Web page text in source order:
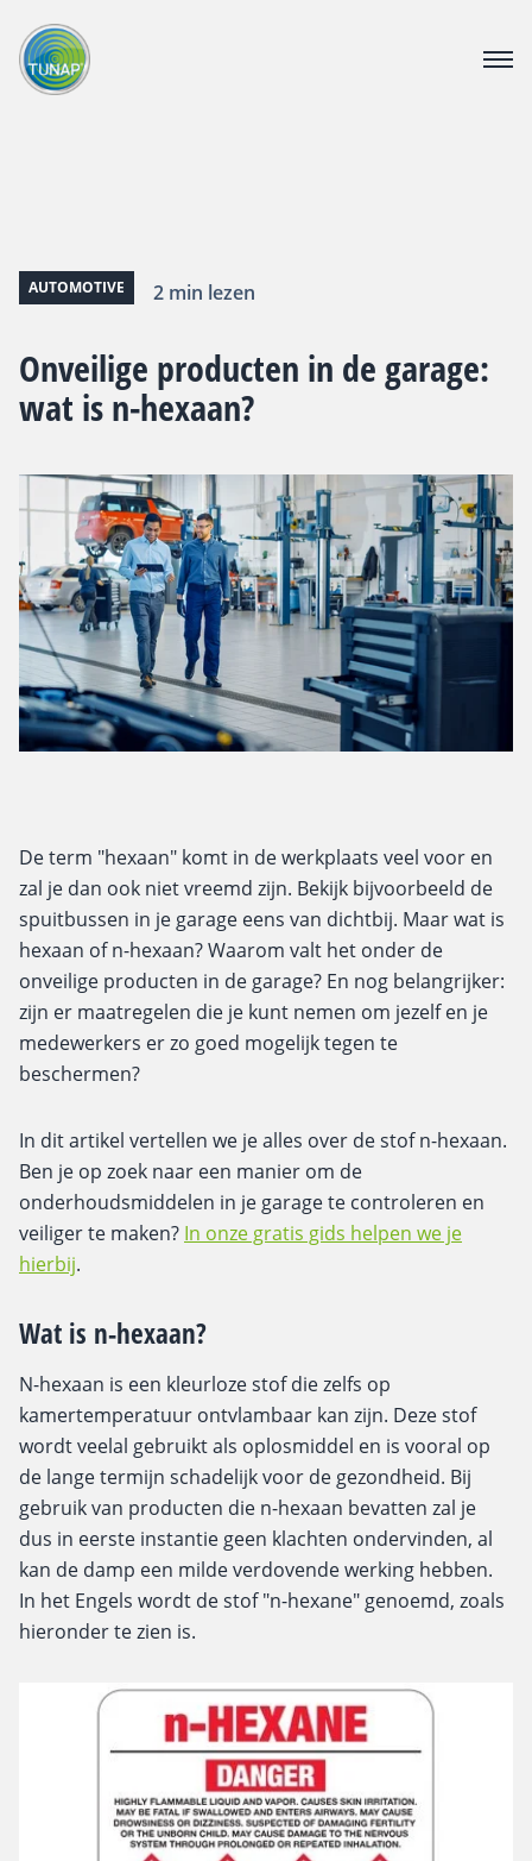
CONTACT
VACATURE
Webshop voor bedrijven
AUTOMOTIVE 2 min lezen
Onveilige producten in de garage:
wat is n-hexaan?
De term "hexaan" komt in de werkplaats veel voor en
zal je dan ook niet vreemd zijn. Bekijk bijvoorbeeld de
spuitbussen in je garage eens van dichtbij. Maar wat is
hexaan of n-hexaan? Waarom valt het onder de
onveilige producten in de garage? En nog belangrijker:
zijn er maatregelen die je kunt nemen om jezelf en je
medewerkers er zo goed mogelijk tegen te
beschermen?
In dit artikel vertellen we je alles over de stof n-hexaan.
Ben je op zoek naar een manier om de
onderhoudsmiddelen in je garage te controleren en
veiliger te maken? In onze gratis gids helpen we je
hierbij.
Wat is n-hexaan?
N-hexaan is een kleurloze stof die zelfs op
kamertemperatuur ontvlambaar kan zijn. Deze stof
wordt veelal gebruikt als oplosmiddel en is vooral op
de lange termijn schadelijk voor de gezondheid. Bij
gebruik van producten die n-hexaan bevatten zal je
dus in eerste instantie geen klachten ondervinden, al
kan de damp een milde verdovende werking hebben.
In het Engels wordt de stof "n-hexane" genoemd, zoals
hieronder te zien is.